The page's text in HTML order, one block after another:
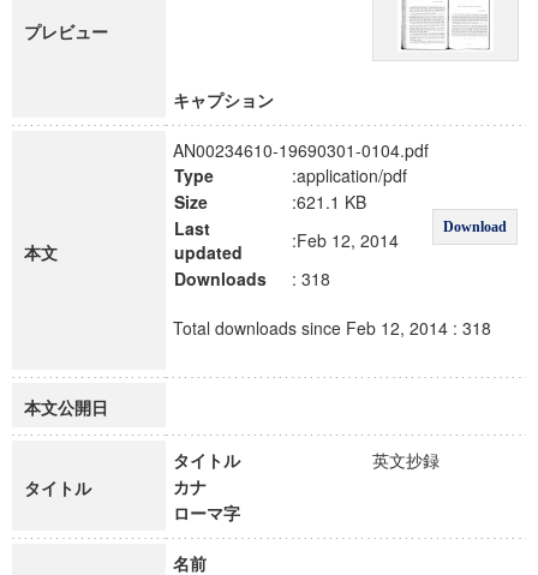
プレビュー
キャプション
本文
AN00234610-19690301-0104.pdf
Type
:application/pdf
Download
Size
:621.1 KB
Last
updated
:Feb 12, 2014
Downloads
: 318
Total downloads since Feb 12, 2014 : 318
本文公開日
タイトル
タイトル
英文抄録
カナ
ローマ字
名前